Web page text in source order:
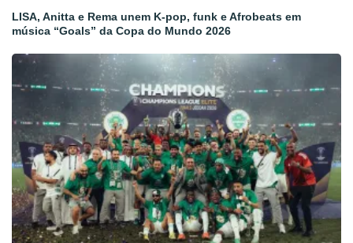
LISA, Anitta e Rema unem K-pop, funk e Afrobeats em
música “Goals” da Copa do Mundo 2026